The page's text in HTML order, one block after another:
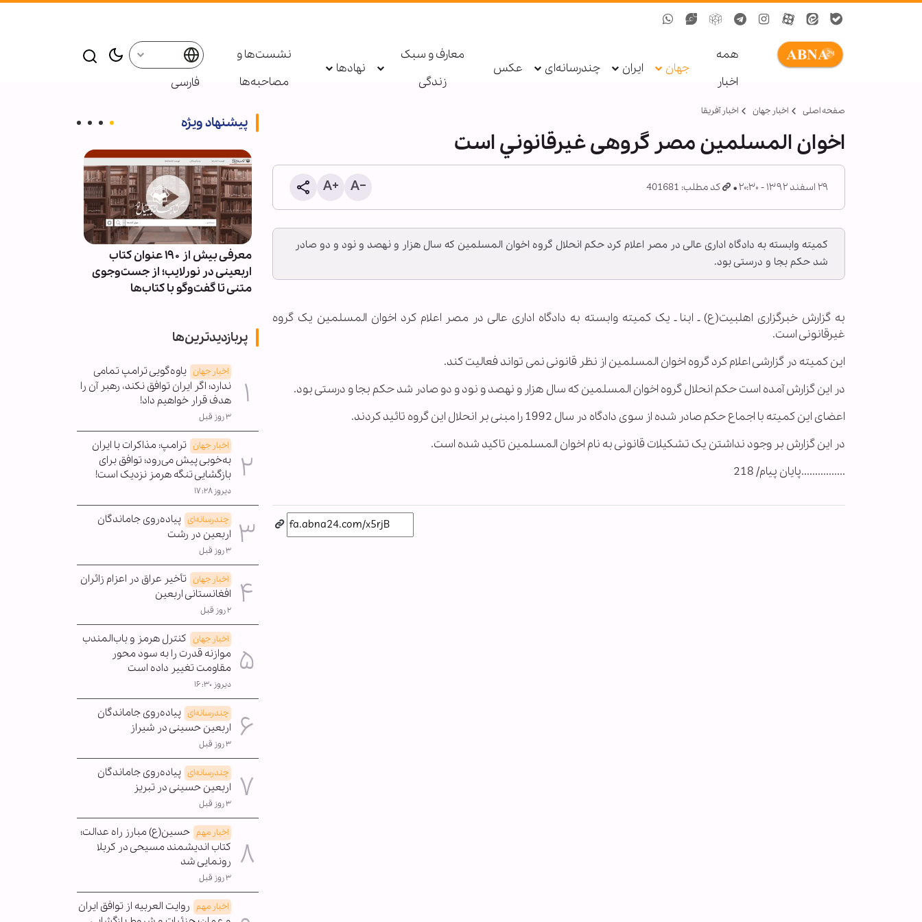
همه
اخبار
جهان ایران چندرسانه‌ای عکس
معارف و سبک
زندگی
نهادها
نشست‌ها و
مصاحبه‌ها
فارسی
صفحه اصلی اخبار جهان اخبار آفریقا
اخوان المسلمين مصر گروهی غيرقانوني است
۲۹ اسفند ۱۳۹۲ - ۲۰:۳۰ کد مطلب: 401681
کمیته وابسته به دادگاه اداری عالی در مصر اعلام کرد حکم انحلال گروه اخوان المسلمین که سال هزار و نهصد و نود و دو صادر
شد حکم بجا و درستی بود.
به گزارش خبرگزاری اهل‏بیت(ع) ـ ابنا ـ یک کمیته وابسته به دادگاه اداری عالی در مصر اعلام کرد اخوان المسلمین یک گروه
غیرقانونی است.
این کمیته در گزارشی اعلام کرد گروه اخوان المسلمین از نظر قانونی نمی تواند فعالیت کند.
در این گزارش آمده است حکم انحلال گروه اخوان المسلمین که سال هزار و نهصد و نود و دو صادر شد حکم بجا و درستی بود.
اعضای این کمیته با اجماع حکم صادر شده از سوی دادگاه در سال 1992 را مبنی بر انحلال این گروه تائید کردند.
در این گزارش بر وجود نداشتن یک تشکیلات قانونی به نام اخوان المسلمین تاکید شده است.
................پایان پیام/ 218
پیشنهاد ویژه
دستگیری عامل توهین به زائران
معرفی بیش از ۱۹۰ عنوان کتاب
اربعینی در نورلایب؛ از جست‌وجوی
متنی تا گفت‌وگو با کتاب‌ها
پربازدیدترین‌ها
اخبار جهان یاوه‌گویی ترامپ تمامی
ندارد؛ اگر ایران توافق نکند، رهبر آن را
هدف قرار خواهیم داد!
۳ روز قبل
اخبار جهان ترامپ: مذاکرات با ایران
به‌خوبی پیش می‌رود؛ توافق برای
بازگشایی تنگه هرمز نزدیک است!
دیروز ۱۷:۲۸
چندرسانه‌ای پیاده‌روی جاماندگان
اربعین در رشت
۳ روز قبل
اخبار جهان تأخیر عراق در اعزام زائران
افغانستانی اربعین
۲ روز قبل
اخبار جهان کنترل هرمز و باب‌المندب
موازنه قدرت را به سود محور
مقاومت تغییر داده است
دیروز ۱۶:۳۰
چندرسانه‌ای پیاده‌روی جاماندگان
اربعین حسینی در شیراز
۳ روز قبل
چندرسانه‌ای پیاده‌روی جاماندگان
اربعین حسینی در تبریز
۳ روز قبل
اخبار مهم حسین(ع) مبارز راه عدالت؛
کتاب اندیشمند مسیحی در کربلا
رونمایی شد
۳ روز قبل
اخبار مهم روایت العربیه از توافق ایران